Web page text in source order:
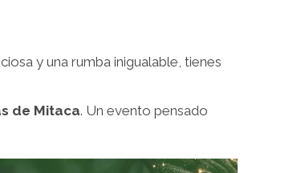
y una rumba inigualable, tienes
de Mitaca. Un evento pensado